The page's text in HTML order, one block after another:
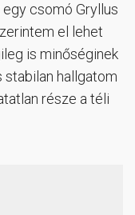
csomó Gryllus
el lehet
is minőséginek
stabilan hallgatom
része a téli